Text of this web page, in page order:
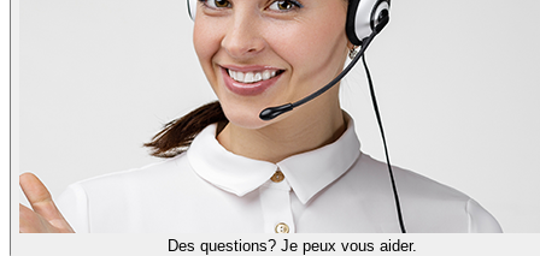
Des questions? Je peux vous aider.